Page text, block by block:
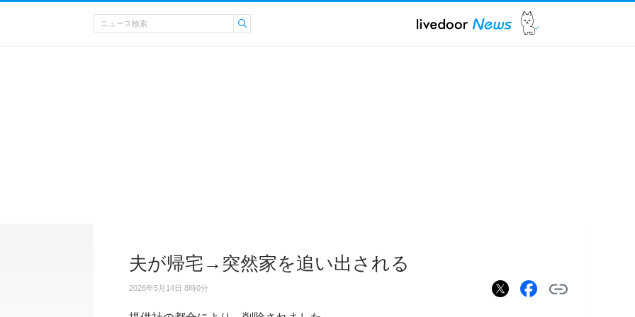
夫が帰宅→突然家を追い出される
2026年5月14日 8時0分